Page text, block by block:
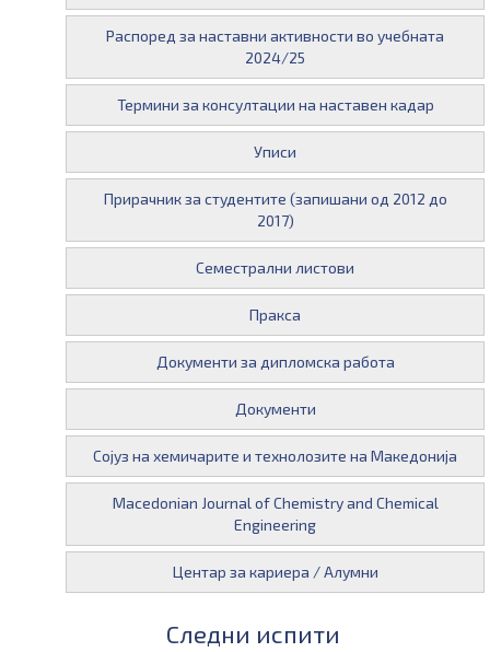
Распоред за наставни активности во учебната
2024/25
Термини за консултации на наставен кадар
Уписи
Прирачник за студентите (запишани од 2012 до
2017)
Семестрални листови
Пракса
Документи за дипломска работа
Документи
Сојуз на хемичарите и технолозите на Македонија
Macedonian Journal of Chemistry and Chemical
Engineering
Центар за кариера / Алумни
Следни испити